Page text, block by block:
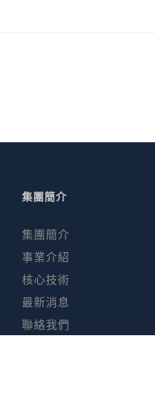
集團簡介
集團簡介
事業介紹
核心技術
最新消息
聯絡我們